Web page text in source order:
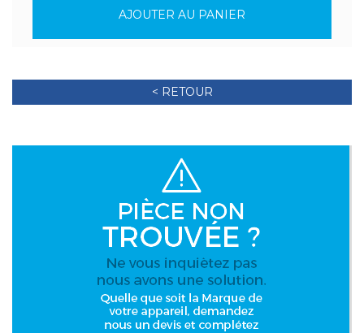
AJOUTER AU PANIER
< RETOUR